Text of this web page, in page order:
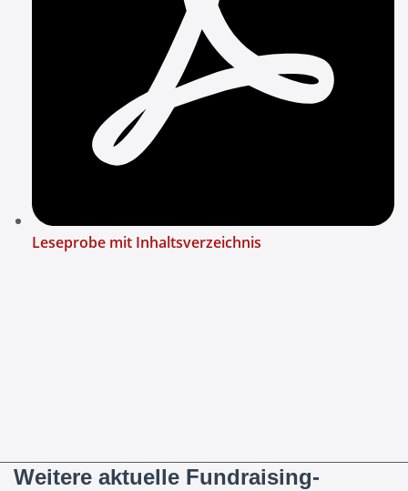
Leseprobe mit Inhaltsverzeichnis
Weitere aktuelle Fundraising-